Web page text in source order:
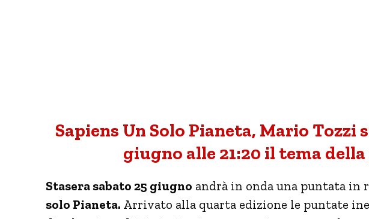
Sapiens Un Solo Pianeta, Mario Tozzi
giugno alle 21:20 il tema
Stasera sabato 25 giugno andrà in onda una puntata in
solo Pianeta. Arrivato alla quarta edizione le puntate